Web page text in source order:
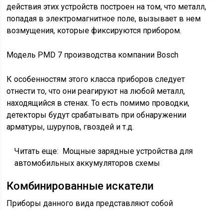
действия этих устройств построен на том, что металл,
попадая в электромагнитное поле, вызывает в нем
возмущения, которые фиксируются прибором.
Модель PMD 7 производства компании Bosch
К особенностям этого класса приборов следует
отнести то, что они реагируют на любой металл,
находящийся в стенах. То есть помимо проводки,
детекторы будут срабатывать при обнаружении
арматуры, шурупов, гвоздей и т.д.
Читать еще: Мощные зарядные устройства для
автомобильных аккумуляторов схемы
Комбинированные искатели
Приборы данного вида представляют собой